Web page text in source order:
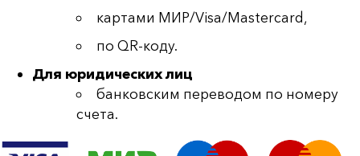
картами МИР/Visa/Mastercard,
по QR-коду.
Для юридических лиц
банковским переводом по номеру
счета.